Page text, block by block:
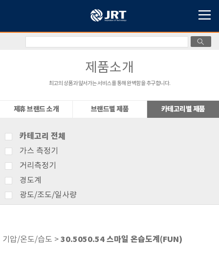
제품소개
최고의 상품과 앞서가는 서비스를 통해 완벽함을 추구합니다.
제휴 브랜드 소개 브랜드별 제품 카테고리별 제품
카테고리 전체
가스 측정기
거리측정기
경도계
광도/조도/일사량
기타
기압/온도/습도 > 30.5050.54 스마일 온습도계(FUN)